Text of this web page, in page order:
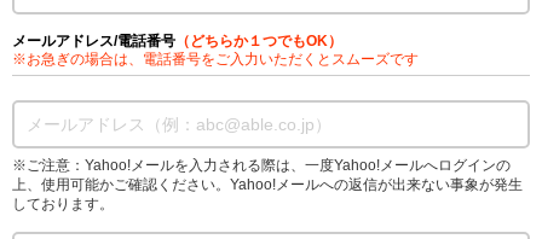
メールアドレス/電話番号 （どちらか１つでもOK）
※お急ぎの場合は、電話番号をご入力いただくとスムーズです
※ご注意：Yahoo!メールを入力される際は、一度Yahoo!メールへログインの
上、使用可能かご確認ください。Yahoo!メールへの返信が出来ない事象が発生
しております。